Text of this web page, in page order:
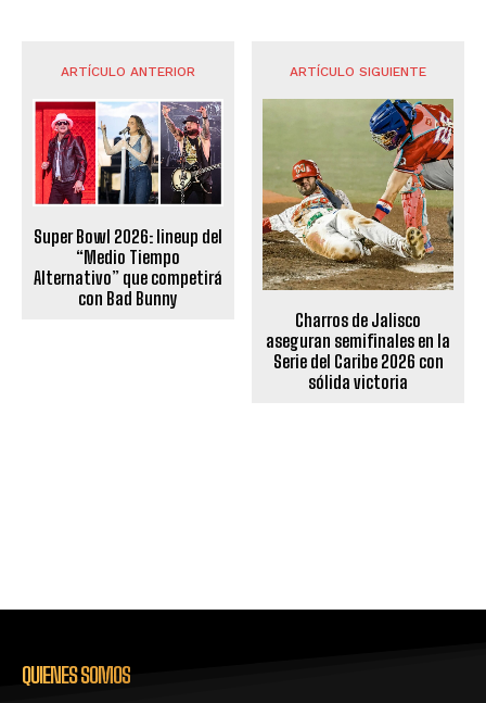
ARTÍCULO ANTERIOR
Super Bowl 2026: lineup del
“Medio Tiempo
Alternativo” que competirá
con Bad Bunny
ARTÍCULO SIGUIENTE
Charros de Jalisco
aseguran semifinales en la
Serie del Caribe 2026 con
sólida victoria
QUIENES SOMOS